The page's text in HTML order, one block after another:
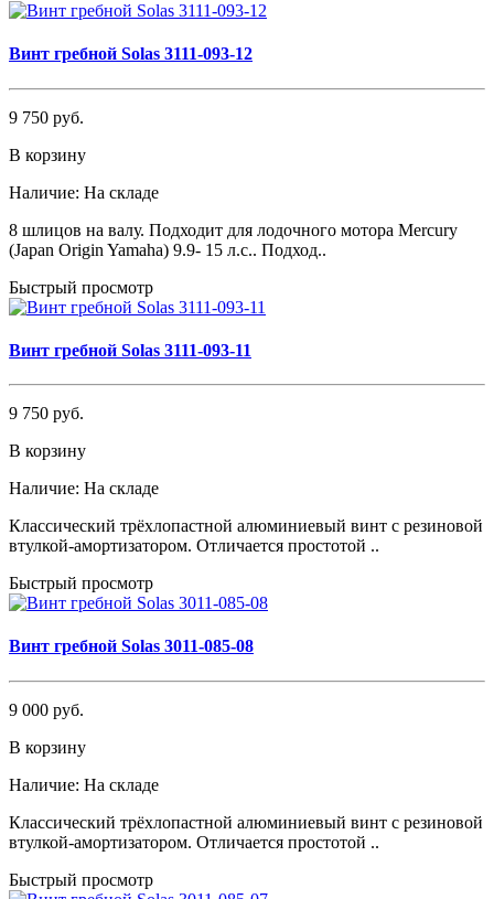
Винт гребной Solas 3111-093-12
9 750 руб.
В корзину
Наличие: На складе
8 шлицов на валу. Подходит для лодочного мотора Mercury
(Japan Origin Yamaha) 9.9- 15 л.с.. Подход..
Быстрый просмотр
Винт гребной Solas 3111-093-11
9 750 руб.
В корзину
Наличие: На складе
Классический трёхлопастной алюминиевый винт с резиновой
втулкой-амортизатором. Отличается простотой ..
Быстрый просмотр
Винт гребной Solas 3011-085-08
9 000 руб.
В корзину
Наличие: На складе
Классический трёхлопастной алюминиевый винт с резиновой
втулкой-амортизатором. Отличается простотой ..
Быстрый просмотр